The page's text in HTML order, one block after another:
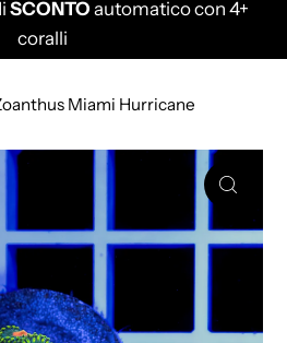
SCONTO automatico con 4+
coralli
Miami Hurricane